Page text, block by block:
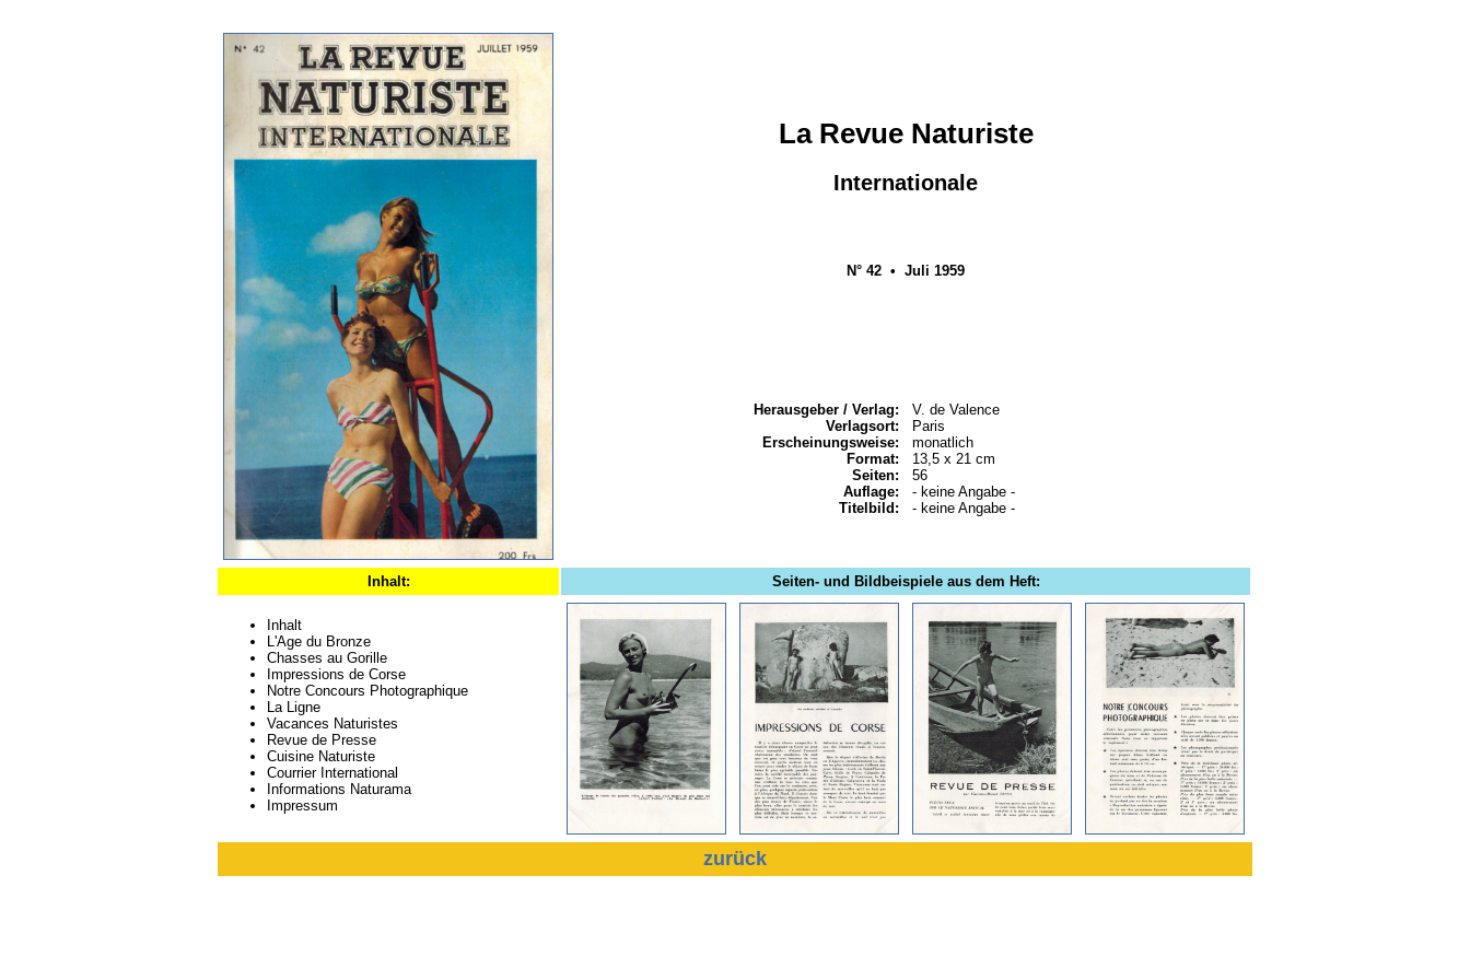
La Revue Naturiste
Internationale
N° 42 • Juli 1959
Herausgeber / Verlag:
Verlagsort:
Erscheinungsweise:
Format:
Seiten:
Auflage:
Titelbild:
V. de Valence
Paris
monatlich
13,5 x 21 cm
56
- keine Angabe -
- keine Angabe -
Inhalt: Seiten- und Bildbeispiele aus dem Heft:
Inhalt
L'Age du Bronze
Chasses au Gorille
Impressions de Corse
Notre Concours Photographique
La Ligne
Vacances Naturistes
Revue de Presse
Cuisine Naturiste
Courrier International
Informations Naturama
Impressum
zurück